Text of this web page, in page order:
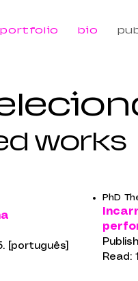
portfolio bio
works
[português]
PhD
Read: